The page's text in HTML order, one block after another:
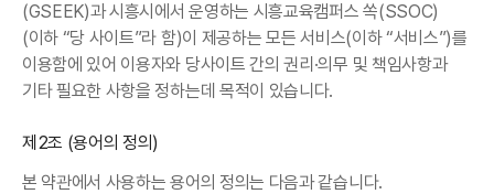
(GSEEK)과 시흥시에서 운영하는 시흥교육캠퍼스 쏙(SSOC)
(이하 “당 사이트”라 함)이 제공하는 모든 서비스(이하 “서비스”)를
이용함에 있어 이용자와 당사이트 간의 권리·의무 및 책임사항과
기타 필요한 사항을 정하는데 목적이 있습니다.
제2조 (용어의 정의)
본 약관에서 사용하는 용어의 정의는 다음과 같습니다.